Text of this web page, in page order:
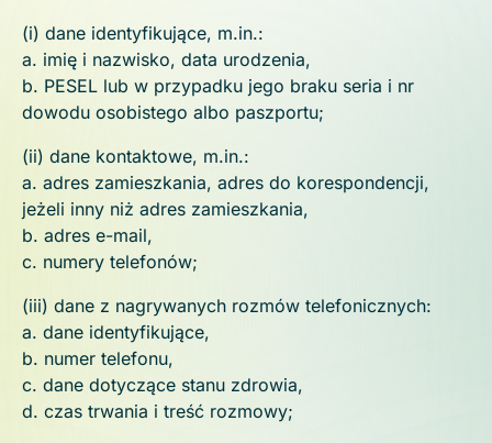
(i) dane identyfikujące, m.in.:
a. imię i nazwisko, data urodzenia,
b. PESEL lub w przypadku jego braku seria i nr
dowodu osobistego albo paszportu;
(ii) dane kontaktowe, m.in.:
a. adres zamieszkania, adres do korespondencji,
jeżeli inny niż adres zamieszkania,
b. adres e-mail,
c. numery telefonów;
(iii) dane z nagrywanych rozmów telefonicznych:
a. dane identyfikujące,
b. numer telefonu,
c. dane dotyczące stanu zdrowia,
d. czas trwania i treść rozmowy;